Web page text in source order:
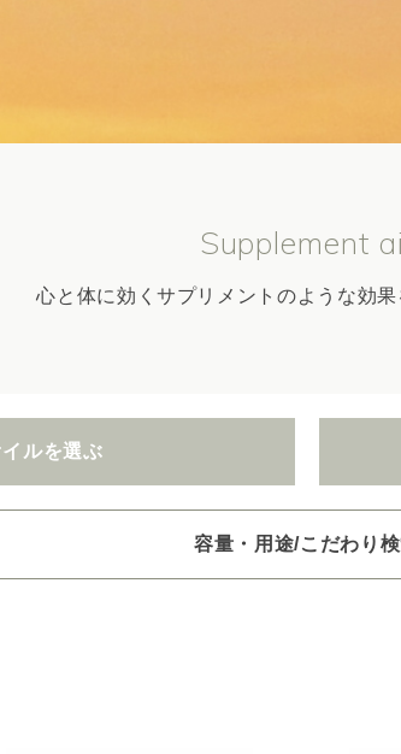
Supplement
心と体に効くサプリメントのような効
ルを選ぶ
容量・用途/こだわり
項目ごとに選択肢からひとつずつ選択できます